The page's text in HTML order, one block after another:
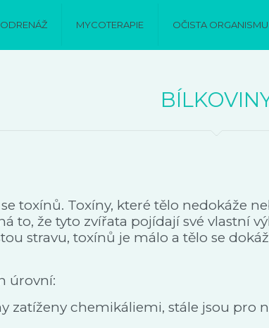
MYCOTERAPIE OČISTA ORGANISMU
toxínů. Toxíny, které tělo nedokáže
to, že tyto zvířata pojídají své vlastní
stravu, toxínů je málo a tělo se
úrovní:
zatíženy chemikáliemi, stále jsou pro